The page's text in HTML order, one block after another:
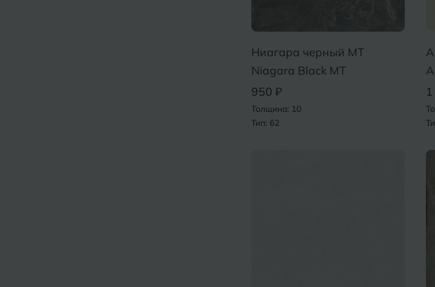
Ниагара черный MT
Niagara Black MT
950 ₽
Толщина: 10
Тип: 62